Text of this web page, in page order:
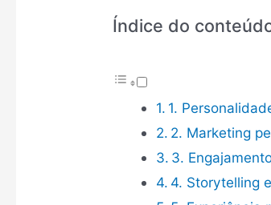
Índice do
1.
2. Marketing
3.
4. Storytelling